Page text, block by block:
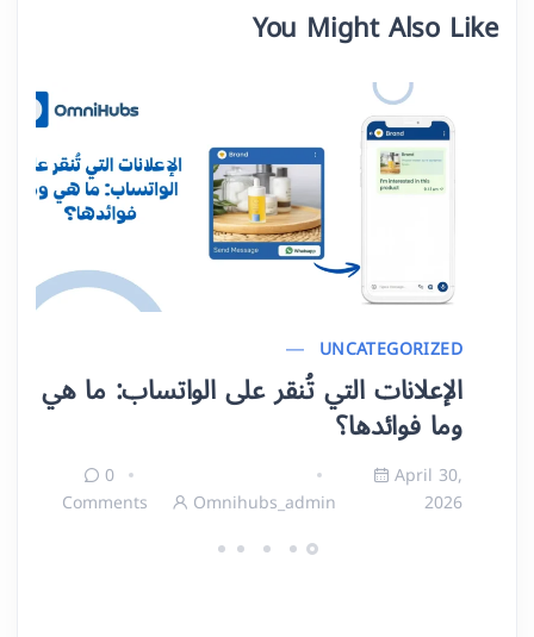
You Might Also Like
UNCATEGORIZED
الإعلانات التي تُنقر على الواتساب: ما هي
وما فوائدها؟
April 30,
2026
Omnihubs_admin
0
Comments